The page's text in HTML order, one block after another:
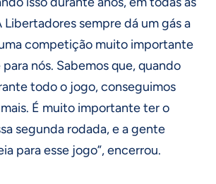
sempre dá um gás a
competição muito importante
nós. Sabemos que, quando
todo o jogo, conseguimos
É muito importante ter o
segunda rodada, e a gente
para esse jogo”, encerrou.